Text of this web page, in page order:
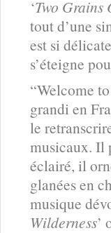
‘Two Grains
tout d’une
est si
s’éteigne
“Welcome
grandi en
le
musicaux. Il
éclairé, il
glanées en
musique
Wilderness’